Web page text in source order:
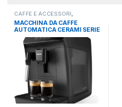
CAFFE E ACCESSORI,
ELETTRODOMESTICI,MACCHINE
AUTOMATICHE
MACCHINA DA CAFFE
AUTOMATICA CERAMI SERIE
800 CHICCHI CON
PENNARELLO